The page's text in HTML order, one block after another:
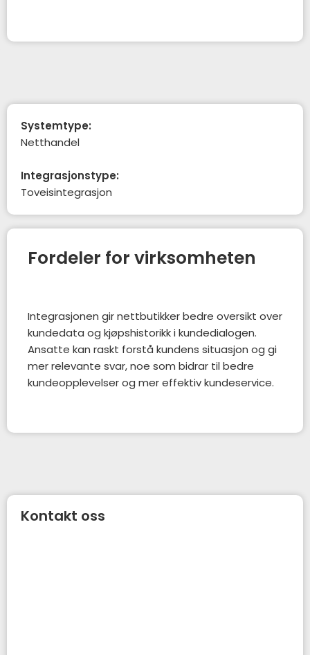
Systemtype:
Netthandel
Integrasjonstype:
Toveisintegrasjon
Fordeler for virksomheten
Integrasjonen gir nettbutikker bedre oversikt over
kundedata og kjøpshistorikk i kundedialogen.
Ansatte kan raskt forstå kundens situasjon og gi
mer relevante svar, noe som bidrar til bedre
kundeopplevelser og mer effektiv kundeservice.
Kontakt oss